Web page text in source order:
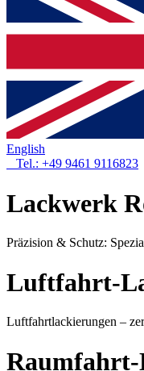
English
Tel.: +49 9461 9116823
Lackwerk
Präzision & Schutz:
Luftfahrt-
Luftfahrtlackierungen –